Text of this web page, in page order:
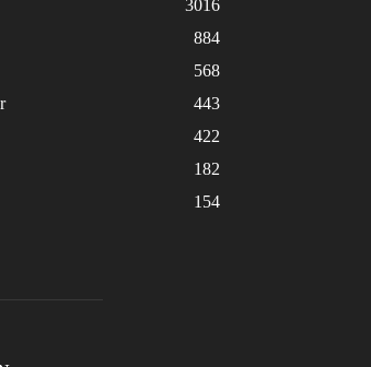
3016
884
568
443
422
182
154